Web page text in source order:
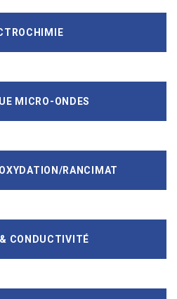
MICRO-ONDES
RANCIMAT
CONDUCTIVITÉ